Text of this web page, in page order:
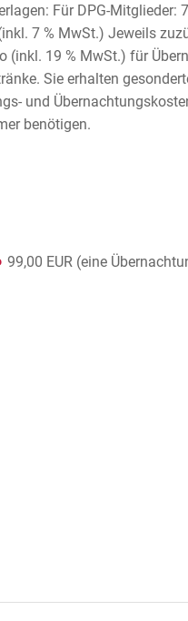
Für DPG-Mitglieder:
7 % MwSt.) Jeweils
(inkl. 19 % MwSt.) für
Sie erhalten
und
benötigen.
99,00 EUR (eine